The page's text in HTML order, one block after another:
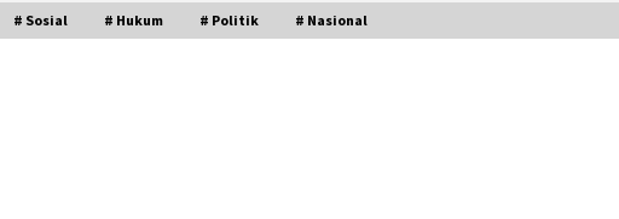
# Sosial # Hukum # Politik # Nasional